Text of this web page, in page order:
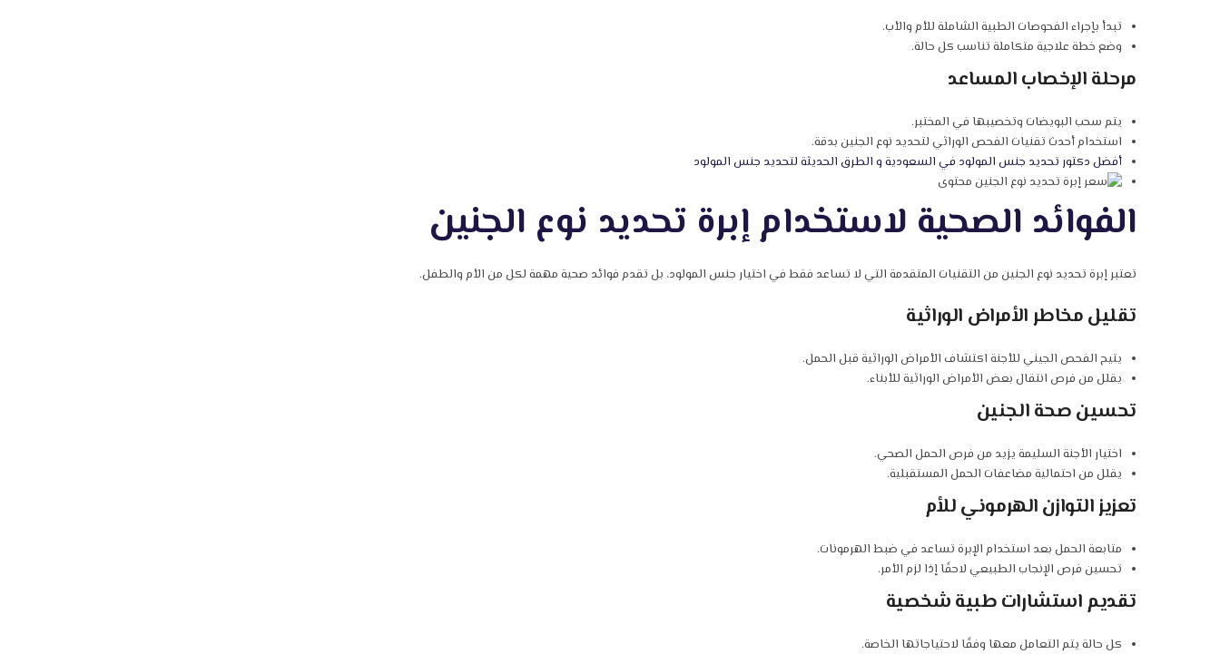
تبدأ بإجراء الفحوصات الطبية الشاملة للأم والأب.
وضع خطة علاجية متكاملة تناسب كل حالة.
مرحلة الإخصاب المساعد
يتم سحب البويضات وتخصيبها في المختبر.
استخدام أحدث تقنيات الفحص الوراثي لتحديد نوع الجنين بدقة.
أفضل دكتور تحديد جنس المولود في السعودية و الطرق الحديثة لتحديد جنس المولود
الفوائد الصحية لاستخدام إبرة تحديد نوع الجنين
تعتبر إبرة تحديد نوع الجنين من التقنيات المتقدمة التي لا تساعد فقط في اختيار جنس المولود، بل تقدم فوائد صحية مهمة لكل من الأم والطفل.
تقليل مخاطر الأمراض الوراثية
يتيح الفحص الجيني للأجنة اكتشاف الأمراض الوراثية قبل الحمل.
يقلل من فرص انتقال بعض الأمراض الوراثية للأبناء.
تحسين صحة الجنين
اختيار الأجنة السليمة يزيد من فرص الحمل الصحي.
يقلل من احتمالية مضاعفات الحمل المستقبلية.
تعزيز التوازن الهرموني للأم
متابعة الحمل بعد استخدام الإبرة تساعد في ضبط الهرمونات.
تحسين فرص الإنجاب الطبيعي لاحقًا إذا لزم الأمر.
تقديم استشارات طبية شخصية
كل حالة يتم التعامل معها وفقًا لاحتياجاتها الخاصة.